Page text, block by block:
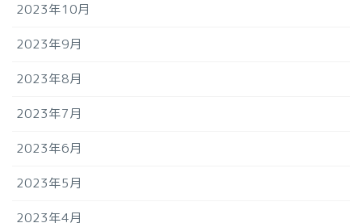
2023年10月
2023年9月
2023年8月
2023年7月
2023年6月
2023年5月
2023年4月